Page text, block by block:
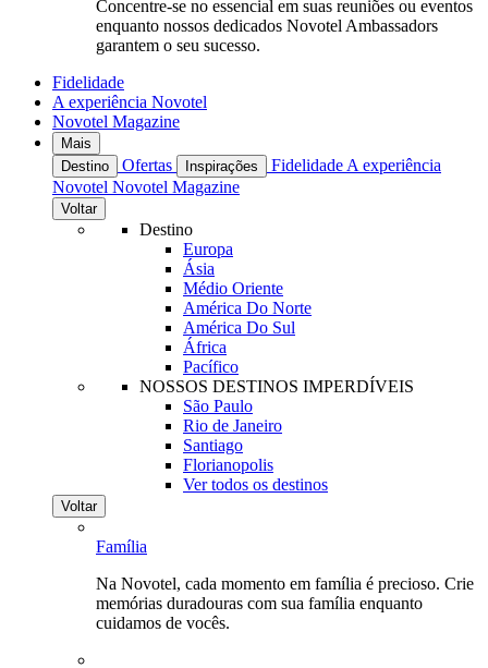
Concentre-se no essencial em suas reuniões ou eventos
enquanto nossos dedicados Novotel Ambassadors
garantem o seu sucesso.
Fidelidade
A experiência Novotel
Novotel Magazine
Mais
Destino
Ofertas Inspirações Fidelidade A experiência
Novotel Novotel Magazine
Voltar
Destino
Europa
Ásia
Médio Oriente
América Do Norte
América Do Sul
África
Pacífico
NOSSOS DESTINOS IMPERDÍVEIS
São Paulo
Rio de Janeiro
Santiago
Florianopolis
Ver todos os destinos
Voltar
Família
Na Novotel, cada momento em família é precioso. Crie
memórias duradouras com sua família enquanto
cuidamos de vocês.